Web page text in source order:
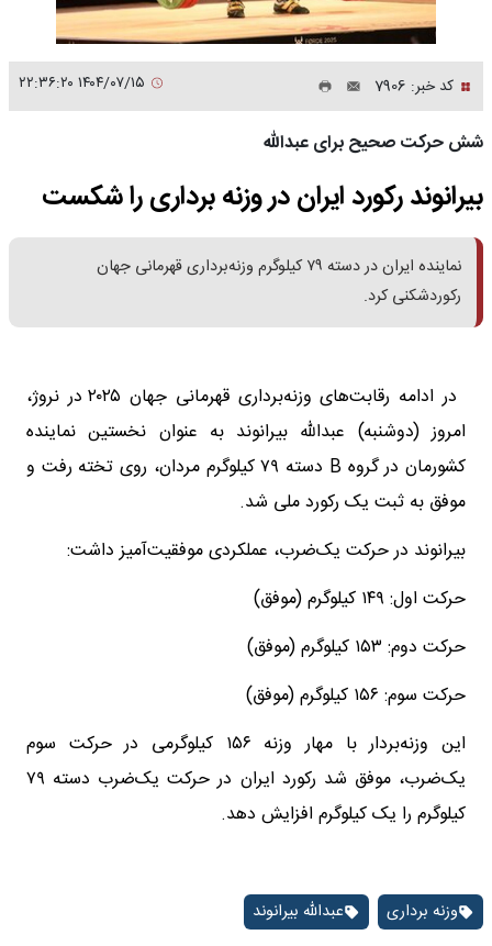
کد خبر: 7906
شش حرکت صحیح برای عبدالله
بیرانوند رکورد ایران در وزنه برداری را شکست
نماینده ایران در دسته ۷۹ کیلوگرم وزنه‌برداری قهرمانی جهان
رکوردشکنی کرد.
در ادامه رقابت‌های وزنه‌برداری قهرمانی جهان ۲۰۲۵ در نروژ،
امروز (دوشنبه) عبدالله بیرانوند به عنوان نخستین نماینده
کشورمان در گروه B دسته ۷۹ کیلوگرم مردان، روی تخته رفت و
موفق به ثبت یک رکورد ملی شد.
بیرانوند در حرکت یک‌ضرب، عملکردی موفقیت‌آمیز داشت:
حرکت اول: ۱۴۹ کیلوگرم (موفق)
حرکت دوم: ۱۵۳ کیلوگرم (موفق)
حرکت سوم: ۱۵۶ کیلوگرم (موفق)
این وزنه‌بردار با مهار وزنه ۱۵۶ کیلوگرمی در حرکت سوم
یک‌ضرب، موفق شد رکورد ایران در حرکت یک‌ضرب دسته ۷۹
کیلوگرم را یک کیلوگرم افزایش دهد.
وزنه برداری عبدالله بیرانوند